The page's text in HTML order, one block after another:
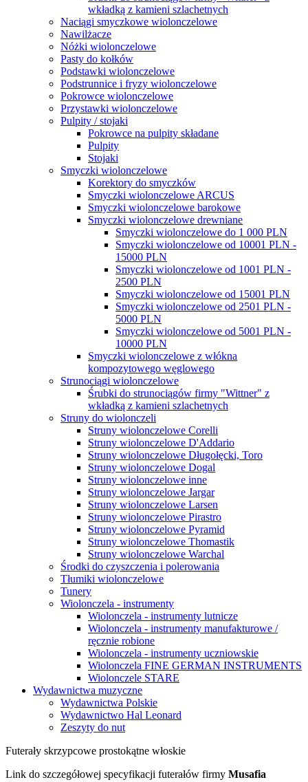
wkładką z kamieni szlachetnych
Naciągi smyczkowe wiolonczelowe
Nawilżacze
Nóżki wiolonczelowe
Pasty do kołków
Podstawki wiolonczelowe
Podstrunnice i fryzy wiolonczelowe
Pokrowce wiolonczelowe
Przystawki wiolonczelowe
Pulpity / stojaki
Pokrowce na pulpity składane
Pulpity
Stojaki
Smyczki wiolonczelowe
Korektory do smyczków
Smyczki wiolonczelowe ARCUS
Smyczki wiolonczelowe barokowe
Smyczki wiolonczelowe drewniane
Smyczki wiolonczelowe do 1 000 PLN
Smyczki wiolonczelowe od 10001 PLN -
15000 PLN
Smyczki wiolonczelowe od 1001 PLN -
2500 PLN
Smyczki wiolonczelowe od 15001 PLN
Smyczki wiolonczelowe od 2501 PLN -
5000 PLN
Smyczki wiolonczelowe od 5001 PLN -
10000 PLN
Smyczki wiolonczelowe z włókna
kompozytowego węglowego
Strunociągi wiolonczelowe
Śrubki do strunociągów firmy "Wittner" z
wkładką z kamieni szlachetnych
Struny do wiolonczeli
Struny wiolonczelowe Corelli
Struny wiolonczelowe D'Addario
Struny wiolonczelowe Długołęcki, Toro
Struny wiolonczelowe Dogal
Struny wiolonczelowe inne
Struny wiolonczelowe Jargar
Struny wiolonczelowe Larsen
Struny wiolonczelowe Pirastro
Struny wiolonczelowe Pyramid
Struny wiolonczelowe Thomastik
Struny wiolonczelowe Warchal
Środki do czyszczenia i polerowania
Tłumiki wiolonczelowe
Tunery
Wiolonczela - instrumenty
Wiolonczela - instrumenty lutnicze
Wiolonczela - instrumenty manufakturowe /
ręcznie robione
Wiolonczela - instrumenty uczniowskie
Wiolonczela FINE GERMAN INSTRUMENTS
Wiolonczele STARE
Wydawnictwa muzyczne
Wydawnictwa Polskie
Wydawnictwo Hal Leonard
Zeszyty do nut
Futerały skrzypcowe prostokątne włoskie
Link do szczegółowej specyfikacji futerałów firmy Musafia